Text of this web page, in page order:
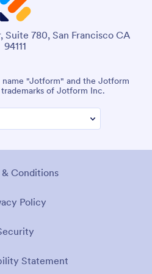
Suite 780, San Francisco CA
94111
"Jotform" and the Jotform
of Jotform Inc.
& Conditions
Policy
Statement